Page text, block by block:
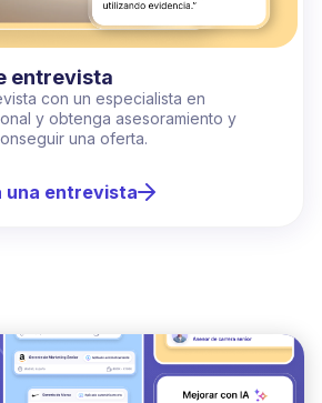
entrevista
con un especialista en
y obtenga asesoramiento y
una oferta.
una entrevista